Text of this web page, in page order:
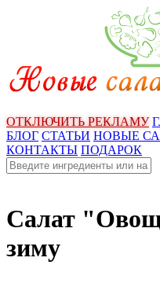
ОТКЛЮЧИТЬ РЕКЛАМУ
БЛОГ СТАТЬИ НОВЫЕ
КОНТАКТЫ ПОДАРОК
Салат
зиму